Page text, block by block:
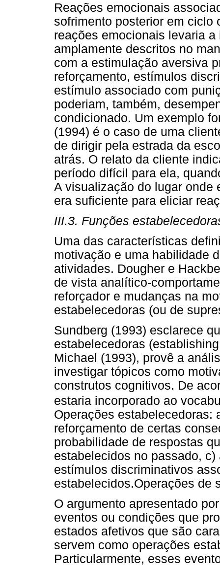
Reações emocionais
sofrimento posterior em ciclo
reações emocionais levaria
amplamente descritos no
com a estimulação aversiva
reforçamento, estímulos
estímulo associado com
poderiam, também,
condicionado. Um exemplo
(1994) é o caso de uma
de dirigir pela estrada da
atrás. O relato da cliente
período difícil para ela,
A visualização do lugar onde
era suficiente para eliciar
III.3. Funções
Uma das características
motivação e uma habilidade
atividades. Dougher e
de vista analítico-
reforçador e mudanças na
estabelecedoras (ou de
Sundberg (1993) esclarece
estabelecedoras
Michael (1993), provê a
investigar tópicos como
construtos cognitivos. De
estaria incorporado ao
Operações estabelecedoras:
reforçamento de certas
probabilidade de respostas
estabelecidos no passado,
estímulos discriminativos
estabelecidos.Operações de
O argumento apresentado
eventos ou condições que
estados afetivos que são
servem como operações
Particularmente, esses